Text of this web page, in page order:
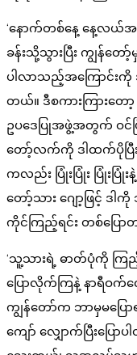
‘နောက်တစ်နေ့ နေ့လယ်
ခန်းသို့သွားပြီး ကျွန်တေ
ပါလာသည့်အကြောင်းကို
တယ်။ ဒီစကားကြားတေ
ဥပဒေပြုအဖွဲ့အတွက် ဝင်ပြီ
တော့်လက်ကို ဒါထက်ပိုပ
ကလည်း ပြုံးပြုံး ပြုံးပြုံ
တော့်သား ဂျော့ဖြင့် ဒ
ကိုင်ကြည့်ရင်း တစ်ပြော
‘သူ့သားရဲ့ ဓာတ်ပုံကို ကြ
ပြောလိုက်ကြနဲ့ နာရီဝက်
ကျွန်တော်က ဘာမှမပြေ
ကျော် လျှောက်ပြီးပြ